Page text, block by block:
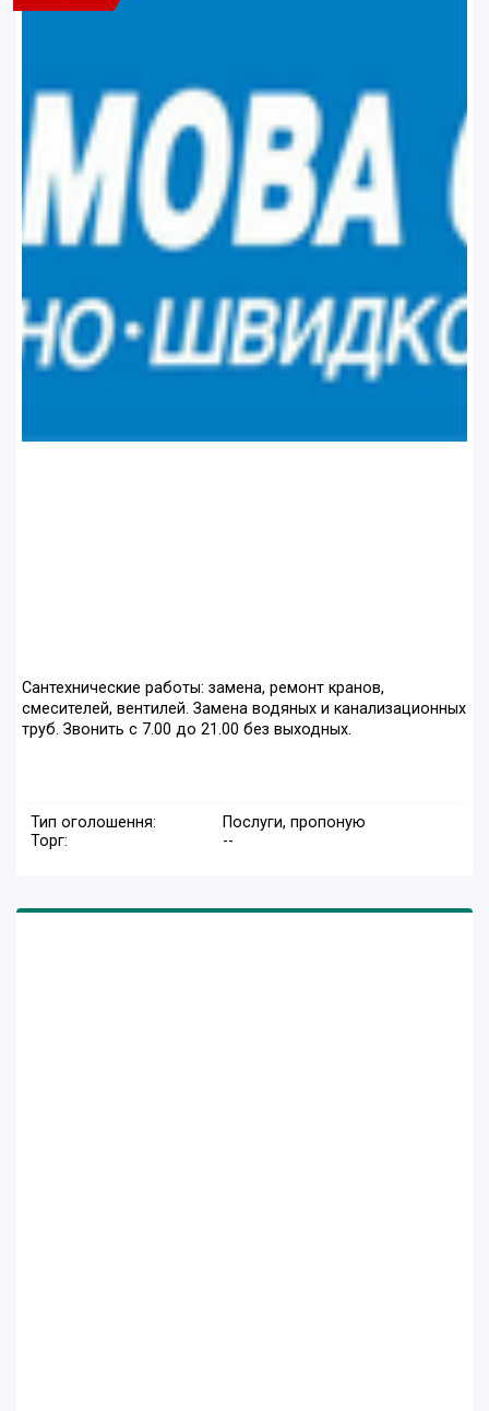
Сантехнические работы: замена, ремонт кранов,
смесителей, вентилей. Замена водяных и канализационных
труб. Звонить с 7.00 до 21.00 без выходных.
Тип оголошення:
Послуги, пропоную
Торг:
--